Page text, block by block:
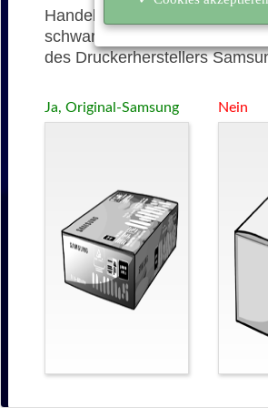
Handelt es sich bei der 204
schwarz) um eine originale
des Druckerherstellers
Ja, Original-Samsung Nein